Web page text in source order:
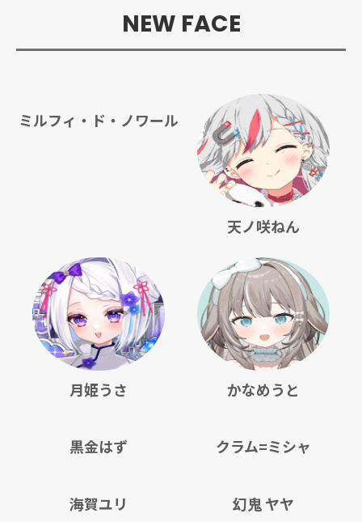
NEW FACE
ミルフィ・ド・ノワール
天ノ咲ねん
月姫うさ かなめうと
黒金はず クラム=ミシャ
海賀ユリ 幻鬼 ヤヤ